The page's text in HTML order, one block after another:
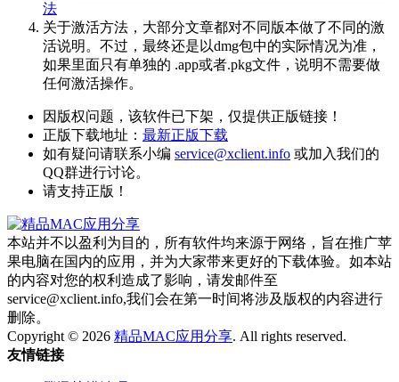
法
关于激活方法，大部分文章都对不同版本做了不同的激
活说明。不过，最终还是以dmg包中的实际情况为准，
如果里面只有单独的 .app或者.pkg文件，说明不需要做
任何激活操作。
因版权问题，该软件已下架，仅提供正版链接！
正版下载地址： 最新正版下载
如有疑问请联系小编 service@xclient.info 或加入我们的
QQ群进行讨论。
请支持正版！
本站并不以盈利为目的，所有软件均来源于网络，旨在推广苹
果电脑在国内的应用，并为大家带来更好的下载体验。如本站
的内容对您的权利造成了影响，请发邮件至
service@xclient.info,我们会在第一时间将涉及版权的内容进行
删除。
Copyright © 2026 精品MAC应用分享. All rights reserved.
友情链接